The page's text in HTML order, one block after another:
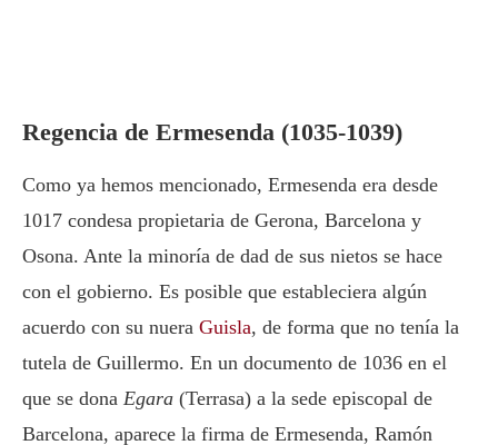
Regencia de Ermesenda (1035-1039)
Como ya hemos mencionado, Ermesenda era desde
1017 condesa propietaria de Gerona, Barcelona y
Osona. Ante la minoría de dad de sus nietos se hace
con el gobierno. Es posible que estableciera algún
acuerdo con su nuera Guisla, de forma que no tenía la
tutela de Guillermo. En un documento de 1036 en el
que se dona Egara (Terrasa) a la sede episcopal de
Barcelona, aparece la firma de Ermesenda, Ramón